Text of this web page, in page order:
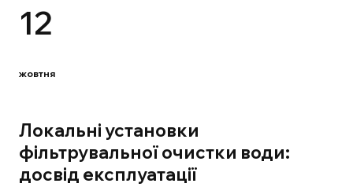
12
жовтня
Локальні установки
фільтрувальної очистки води:
досвід експлуатації